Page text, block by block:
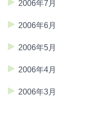
2006年7月
2006年6月
2006年5月
2006年4月
2006年3月